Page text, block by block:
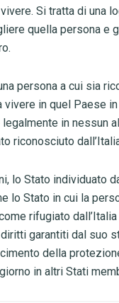
Si tratta di una
quella persona e
persona a cui sia
in quel Paese
in nessun
riconosciuto
lo Stato individuato
lo Stato in cui la
rifugiato
garantiti dal suo
della
in altri Stati